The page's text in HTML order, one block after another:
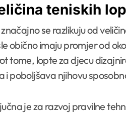
teniskih
se razlikuju od
obično imaju promjer od
tome, lopte za djecu
i poboljšava njihovu
je za razvoj pravilne